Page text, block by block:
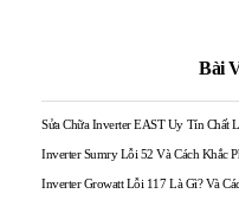
Bài
Sửa Chữa Inverter EAST Uy Tín Chất
Inverter Sumry Lỗi 52 Và Cách Khắc
Inverter Growatt Lỗi 117 Là Gì? Và